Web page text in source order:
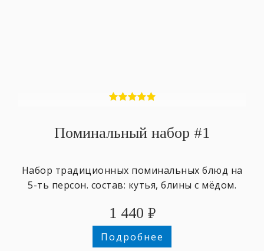
Поминальный набор #1
Набор традиционных поминальных блюд на
5-ть персон. состав: кутья, блины с мёдом.
1 440 ₽
Подробнее